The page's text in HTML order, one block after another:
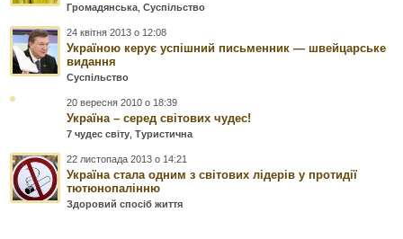
Громадянська ,Суспільство
24 квітня 2013 о 12:08
Україною керує успішний письменник — швейцарське
видання
Суспільство
20 вересня 2010 о 18:39
Україна – серед світових чудес!
7 чудес світу ,Туристична
22 листопада 2013 о 14:21
Україна стала одним з світових лідерів у протидії
тютюнопалінню
Здоровий спосіб життя